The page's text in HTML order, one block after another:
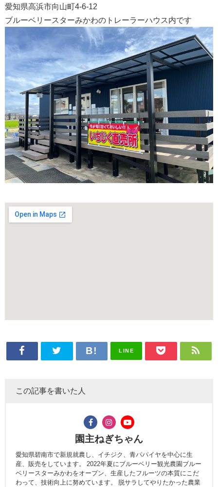
愛知県高浜市向山町4-6-12
ブルーベリースターみかわのトレーラーハウス内です
LINE
この記事を書いた人
園主ねぎちゃん
愛知県碧南市で新規就農し、イチジク、青パパイヤを中心に生
産、販売をしています。 2022年夏にブルーベリー観光農園ブルー
ベリースターみかわをオープン、生産したフルーツの本質にこだ
わって、技術向上に努めています。 脱サラしてやりたかった農業